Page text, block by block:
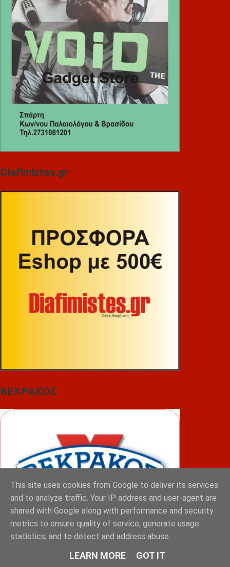
Diafimistes.gr
ΒΕΚΡΑΚΟΣ
This site uses cookies from Google to deliver its services
and to analyze traffic. Your IP address and user-agent are
shared with Google along with performance and security
metrics to ensure quality of service, generate usage
statistics, and to detect and address abuse.
LEARN MORE GOT IT